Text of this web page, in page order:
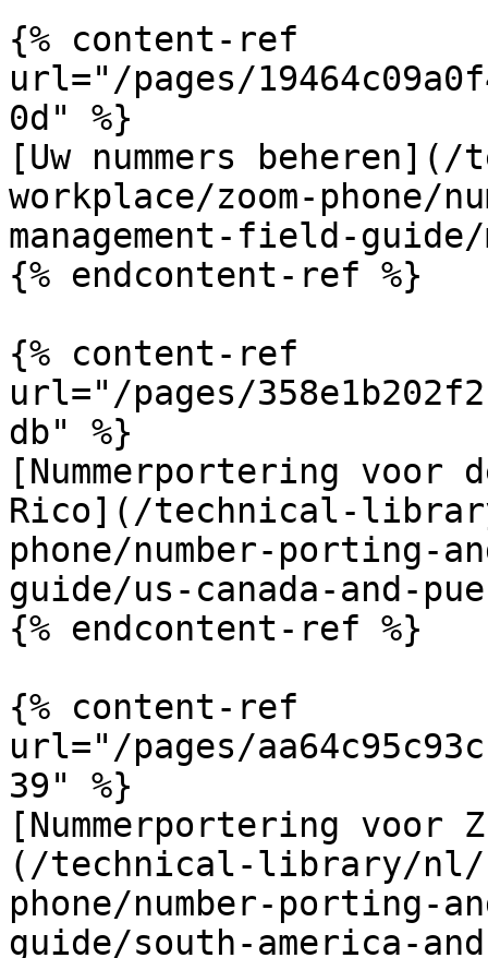
{% content-ref
url="/pages/
0d" %}
[Uw nummers
workplace/zoom-phone/
management-field-guide/
{% endcontent-ref %}
{% content-ref
url="/pages/
db" %}
[Nummerportering voor
Rico](/technical-
phone/number-porting-
guide/us-canada-and-
{% endcontent-ref %}
{% content-ref
url="/pages/
39" %}
[Nummerportering voor
(/technical-library/nl/
phone/number-porting-
guide/south-america-